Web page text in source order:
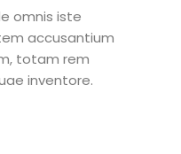
omnis iste
accusantium
totam rem
inventore.